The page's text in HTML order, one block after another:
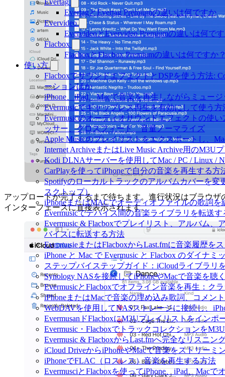
Evertag
EvertagとEvertag Premiumの違いは何ですか
Evervideo
EvervideoとEvervideo Premiumの違いは何で
Flacbox
FlacboxとFlacbox Premiumの違いは何ですか
使い方
FlacboxでサウンドエフェクトとDSPを使う方法:
ーションほか
iPhone、iPad、Macで音楽を再生しながらミュー
Evermusicでギャップレス再生を有効にして使う方
Evermusicのオーディオサウンドエフェクトの使
ッサー、クロスフィード、音量ノーマライズ
Apple Musicのプレイリストをエクスポートし、
Internet ArchiveまたはLive Music Archive用のM3U
Kodi DLNAサーバーを使用してMac / PC / Linux /
CarPlayを使ってiPhoneで自分の音楽を再生する方
Spotifyのローカルトラックのアルバムカバーを
スクトップ）
iPhoneまたはMACでオーディオファイルの歌詞を
Evermusicでデバイス間の音楽ライブラリを転送
Evermusic & Flacboxでプレイリスト、アルバム
バイスに転送する方法
EvermusieまたはFlacboxからLast.fmに音楽履歴を
iPhone と Mac で Evermusic と Flacbox のダイナ
ステップバイステップガイド：iCloudライブラリ
Synology NASを接続してiPhoneやMacで音楽を聴
EvermusicとFlacboxでオフライン音楽を再生：ク
iPhoneまたはMacで音楽の埋め込み歌詞、コメン
WebDAVを使用してNASストレージに接続し、
EvermusanドFlacboxにM3Uプレイリストをインポ
Evermusic・Flacboxでトラックコレクションを
Evermusic & FlacboxからLast.fmへ完全なリスニン
iCloud DriveからiPhoneやMacで音楽をストリーミ
iPhoneでFLAC（ロスレス）音楽を再生する方法
EvermusciとFlacboxを使ってiPhone、iPad、Mac
アップロードが完了するまで待ちます。進行状況はブラウザ
インターフェースに直接表示されます。